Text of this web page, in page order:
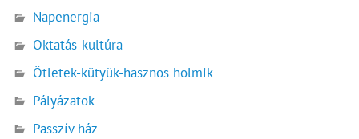
Napenergia
Oktatás-kultúra
Ötletek-kütyük-hasznos holmik
Pályázatok
Passzív ház